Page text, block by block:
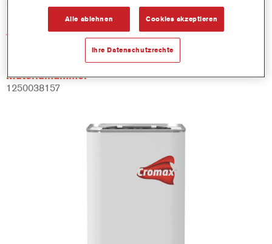
Artikelnummer
Materialnummer
1250038157
Alle ablehnen Cookies akzeptieren
Ihre Datenschutzrechte